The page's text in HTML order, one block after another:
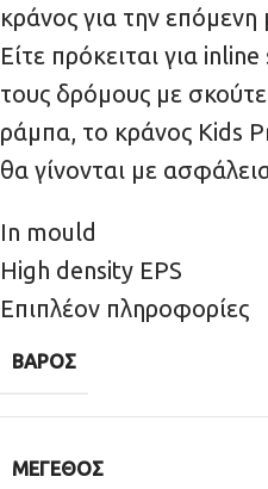
κράνος για την
Είτε πρόκειται για
τους δρόμους με
ράμπα, το κράνος Kids
θα γίνονται με
In mould
High density EPS
Επιπλέον πληροφορίες
ΒΆΡΟΣ
ΜΈΓΕΘΟΣ